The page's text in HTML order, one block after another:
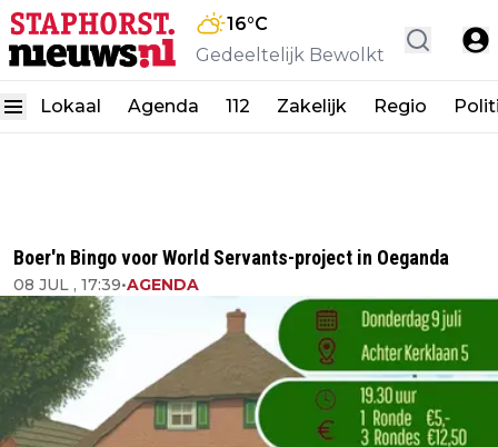
16°C
Gedeeltelijk Bewolkt
Lokaal Agenda 112 Zakelijk Regio
Boer'n Bingo voor World Servants-project in Oeganda
08 JUL , 17:39•AGENDA